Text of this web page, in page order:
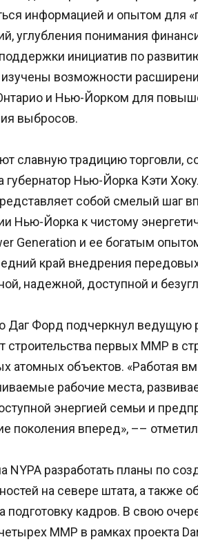
информацией и опытом для
углубления понимания
инициатив по
изучены возможности
и Нью-Йорком для
выбросов.
славную традицию торговли,
Нью-Йорка Кэти
собой смелый шаг
Нью-Йорка к чистому
Generation и ее богатым
край внедрения
надежной, доступной и
Даг Форд подчеркнул ведущую
строительства первых ММР в
атомных объектов. «Работая
рабочие места,
энергией семьи и
поколения вперед», ––
NYPA разработать планы по
на севере штата, а также
кадров. В свою
ММР в рамках проекта